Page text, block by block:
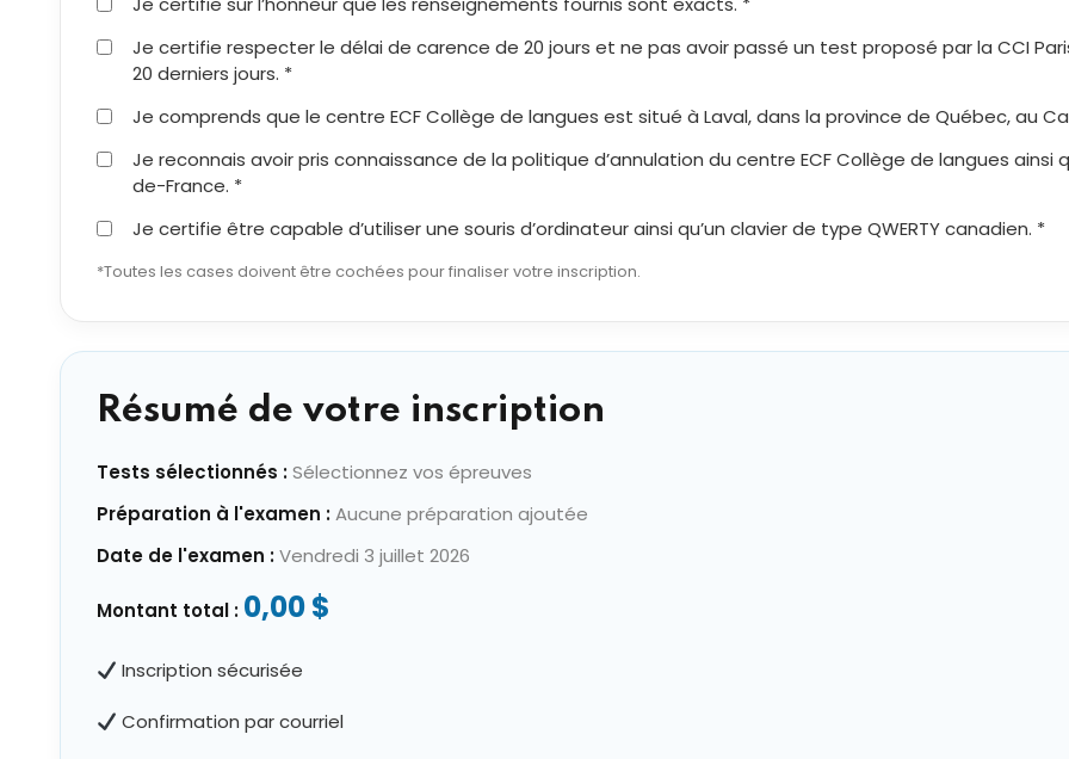
Je certifie respecter le délai de carence de 20 jours et ne pas avoir passé un test proposé par la CCI
20 derniers jours. *
Je comprends que le centre ECF Collège de langues est situé à Laval, dans la province de Québec, au
Je reconnais avoir pris connaissance de la politique d’annulation du centre ECF Collège de langues ainsi
de-France. *
Je certifie être capable d’utiliser une souris d’ordinateur ainsi qu’un clavier de type QWERTY canadien. *
*Toutes les cases doivent être cochées pour finaliser votre inscription.
Résumé de votre inscription
Tests sélectionnés :Sélectionnez vos épreuves
Préparation à l'examen :Aucune préparation ajoutée
Date de l'examen :Vendredi 3 juillet 2026
Montant total : 0,00 $
Inscription sécurisée
Confirmation par courriel